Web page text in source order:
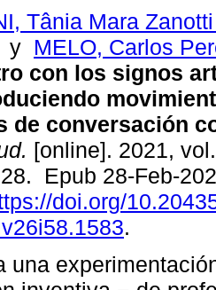
Tânia Mara
y MELO, Carlos
con los signos
de conversación
[online]. 2021,
Epub 28-Feb-
doi.org/
.
una